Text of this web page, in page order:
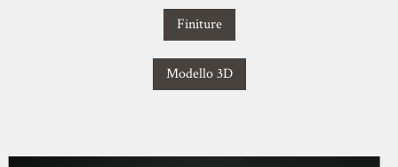
Finiture
Modello 3D